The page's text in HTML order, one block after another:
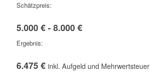
Schätzpreis:
5.000 € - 8.000 €
Ergebnis:
6.475 € inkl. Aufgeld und Mehrwertsteuer